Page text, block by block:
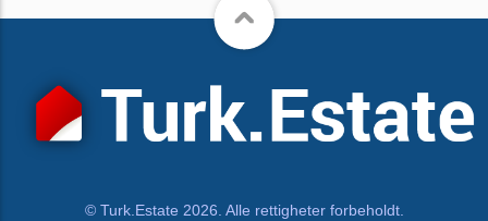
© Turk.Estate 2026. Alle rettigheter forbeholdt.